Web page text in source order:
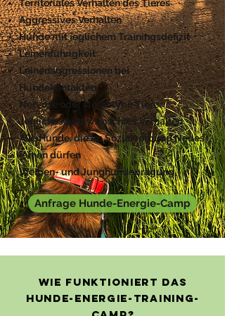
Territoriales Verhalten des Tieres
Aggressives Verhalten
Hunde mit jeglichem Trainingsdefizit
Leinenführigkeit
Leinenaggressionen bei
Hundekontakten
Nervöse oder stereotype Tiere
Jegliches unerwünschtes Verhalten
Alle Hunde, die im Sozialverbund Neues
lernen dürfen
Welpen- und Junghundeprägung
Anfrage Hunde-Energie-Camp
Wie funktioniert das
Hunde-Energie-Training-